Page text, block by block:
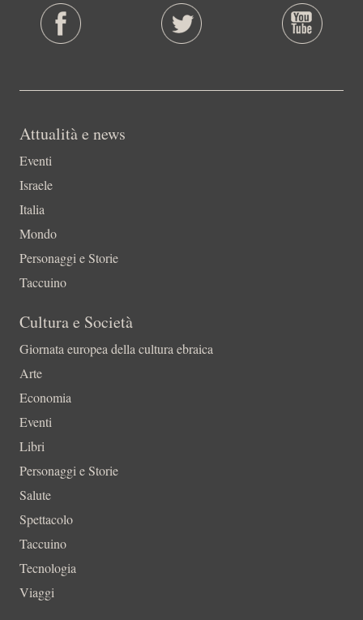
Attualità e news
Eventi
Israele
Italia
Mondo
Personaggi e Storie
Taccuino
Cultura e Società
Giornata europea della cultura ebraica
Arte
Economia
Eventi
Libri
Personaggi e Storie
Salute
Spettacolo
Taccuino
Tecnologia
Viaggi